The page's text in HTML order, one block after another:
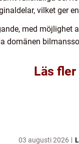
vilket ger
med
domänen
Läs
03 augusti 2026